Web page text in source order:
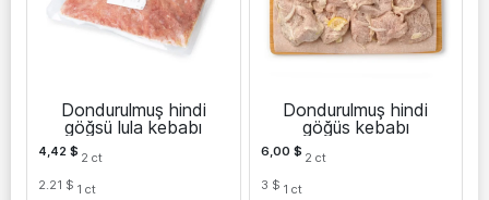
Dondurulmuş hindi
göğsü lula kebabı
4,42 $ 2 ct
2.21 $ 1 ct
Dondurulmuş hindi
göğüs kebabı
6,00 $ 2 ct
3 $ 1 ct